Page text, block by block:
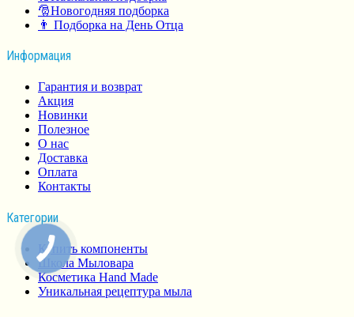
🎅Новогодняя подборка
👨 Подборка на День Отца
Информация
Гарантия и возврат
Акция
Новинки
Полезное
О нас
Доставка
Оплата
Контакты
Категории
Купить компоненты
Школа Мыловара
Косметика Hand Made
Уникальная рецептура мыла